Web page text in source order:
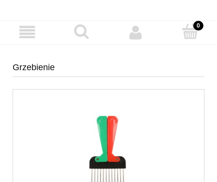
Grzebienie